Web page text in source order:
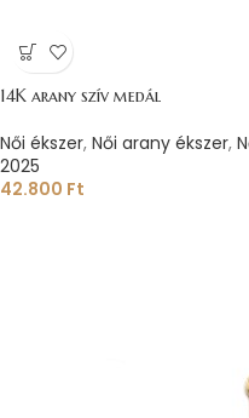
14K arany szív medál
Női ékszer, Női arany ékszer,
2025
42.800 Ft